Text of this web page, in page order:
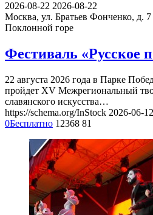
2026-08-22 2026-08-22
Москва, ул. Братьев Фонченко, д. 7
Поклонной горе
Фестиваль «Русское
22 августа 2026 года в Парке
пройдет XV Межрегиональный
славянского искусства…
https://schema.org/InStock 2026-06-
0Бесплатно 12368 81